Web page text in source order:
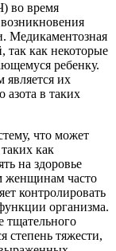
во время
Медикаментозная
так как некоторые
ребенку.
их
азота в таких
что может
как
на здоровье
женщинам часто
контролировать
организма.
тщательного
степень тяжести,